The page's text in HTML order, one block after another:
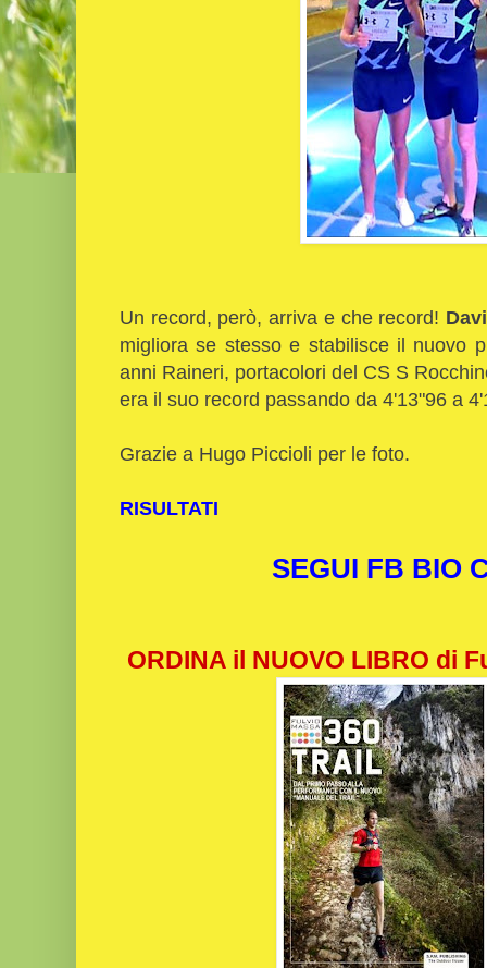
Un record, però, arriva e che record!
migliora se stesso e stabilisce il nuovo
anni Raineri, portacolori del CS S
era il suo record passando da 4'13"96 a
Grazie a Hugo Piccioli per le foto.
RISULTATI
SEGUI FB BIO
ORDINA il NUOVO LIBRO di